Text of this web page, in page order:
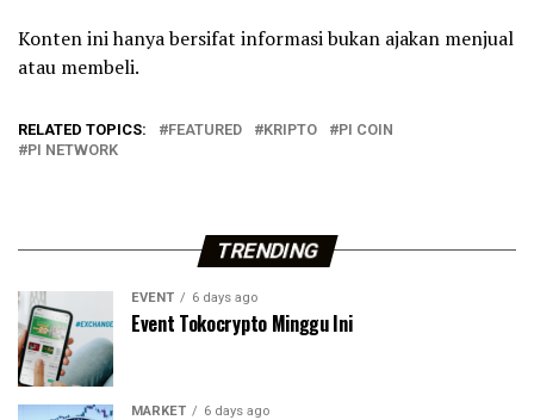
Konten ini hanya bersifat informasi bukan ajakan menjual
atau membeli.
RELATED TOPICS: FEATURED KRIPTO
PI COIN
PI NETWORK
TRENDING
EVENT 6 days ago
Event Tokocrypto Minggu Ini
MARKET 6 days ago